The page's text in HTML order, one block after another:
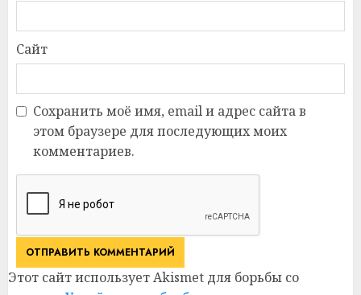
Сайт
Сохранить моё имя, email и адрес сайта в
этом браузере для последующих моих
комментариев.
Этот сайт использует Akismet для борьбы со